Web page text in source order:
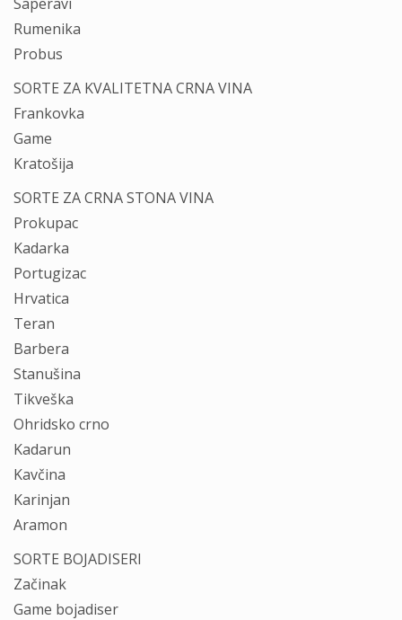
Rumenika
Probus
SORTE ZA KVALITETNA CRNA VINA
Frankovka
Game
Kratošija
SORTE ZA CRNA STONA VINA
Prokupac
Kadarka
Portugizac
Hrvatica
Teran
Barbera
Stanušina
Tikveška
Ohridsko crno
Kadarun
Kavčina
Karinjan
Aramon
SORTE BOJADISERI
Začinak
Game bojadiser